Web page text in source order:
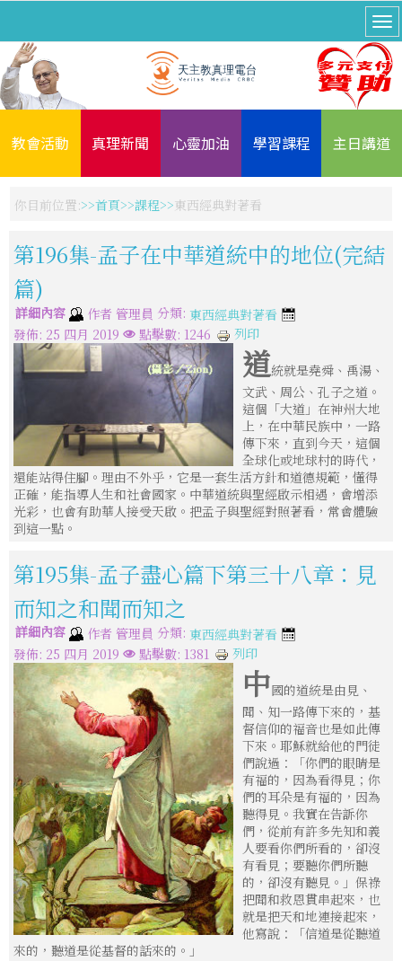
教會活動 真理新聞 心靈加油 學習課程 主日講道
你目前位置: 首頁 課程 東西經典對著看
第196集-孟子在中華道統中的地位(完結
篇)
詳細內容 作者 管理員 分類: 東西經典對著看
發佈: 25 四月 2019
點擊數: 1246 列印
道統就是堯舜、禹湯、
文武、周公、孔子之道。
這個「大道」在神州大地
上，在中華民族中，一路
傳下來，直到今天，這個
全球化或地球村的時代，
還能站得住腳。理由不外乎，它是一套生活方針和道德規範，懂得
正確，能指導人生和社會國家。中華道統與聖經啟示相遇，會增添
光彩，也會有助華人接受天啟。把孟子與聖經對照著看，常會體驗
到這一點。
第195集-孟子盡心篇下第三十八章：見
而知之和聞而知之
詳細內容 作者 管理員 分類: 東西經典對著看
發佈: 25 四月 2019
點擊數: 1381 列印
中國的道統是由見、
聞、知一路傳下來的，基
督信仰的福音也是如此傳
下來。耶穌就給他的門徒
們說過：「你們的眼睛是
有福的，因為看得見；你
們的耳朵是有福的，因為
聽得見。我實在告訴你
們，從前有許多先知和義
人要看你們所看的，卻沒
有看見；要聽你們所聽
的，卻沒有聽見。」保祿
把聞和救恩貫串起來，也
就是把天和地連接起來，
他寫說：「信道是從聽道
來的，聽道是從基督的話來的。」